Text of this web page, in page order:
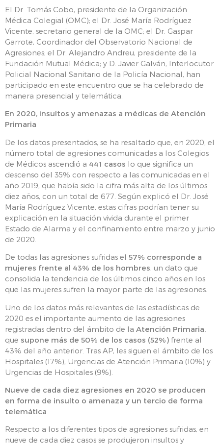
El Dr. Tomás Cobo, presidente de la Organización
Médica Colegial (OMC); el Dr. José María Rodríguez
Vicente, secretario general de la OMC; el Dr. Gaspar
Garrote, Coordinador del Observatorio Nacional de
Agresiones; el Dr. Alejandro Andreu, presidente de la
Fundación Mutual Médica; y D. Javier Galván, Interlocutor
Policial Nacional Sanitario de la Policía Nacional, han
participado en este encuentro que se ha celebrado de
manera presencial y telemática.
En 2020, insultos y amenazas a médicas de Atención
Primaria
De los datos presentados, se ha resaltado que, en 2020, el
número total de agresiones comunicadas a los Colegios
de Médicos ascendió a 441 casos lo que significa un
descenso del 35% con respecto a las comunicadas en el
año 2019, que había sido la cifra más alta de los últimos
diez años, con un total de 677. Según explicó el Dr. José
María Rodríguez Vicente, estas cifras podrían tener su
explicación en la situación vivida durante el primer
Estado de Alarma y el confinamiento entre marzo y junio
de 2020.
De todas las agresiones sufridas el 57% corresponde a
mujeres frente al 43% de los hombres, un dato que
consolida la tendencia de los últimos cinco años en los
que las mujeres sufren la mayor parte de las agresiones.
Uno de los datos más relevantes de las estadísticas de
2020 es el importante aumento de las agresiones
registradas dentro del ámbito de la Atención Primaria,
que supone más de 50% de los casos (52%) frente al
43% del año anterior. Tras AP, les siguen el ámbito de los
Hospitales (17%), Urgencias de Atención Primaria (10%) y
Urgencias de Hospitales (9%).
Nueve de cada diez agresiones en 2020 se producen
en forma de insulto o amenaza y un tercio de forma
telemática
Respecto a los diferentes tipos de agresiones sufridas, en
nueve de cada diez casos se produjeron insultos y